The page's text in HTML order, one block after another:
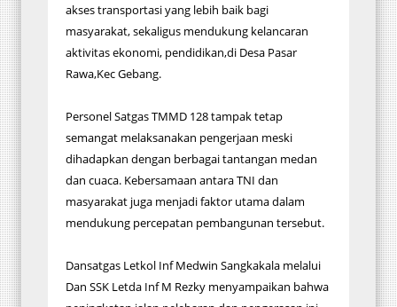
akses transportasi yang lebih baik bagi
masyarakat, sekaligus mendukung kelancaran
aktivitas ekonomi, pendidikan,di Desa Pasar
Rawa,Kec Gebang.
Personel Satgas TMMD 128 tampak tetap
semangat melaksanakan pengerjaan meski
dihadapkan dengan berbagai tantangan medan
dan cuaca. Kebersamaan antara TNI dan
masyarakat juga menjadi faktor utama dalam
mendukung percepatan pembangunan tersebut.
Dansatgas Letkol Inf Medwin Sangkakala melalui
Dan SSK Letda Inf M Rezky menyampaikan bahwa